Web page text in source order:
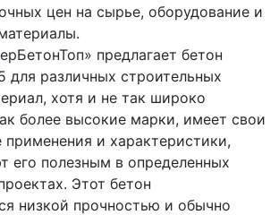
цен на сырье, оборудование и
предлагает бетон
различных строительных
хотя и не так широко
более высокие марки, имеет свои
применения и характеристики,
его полезным в определенных
Этот бетон
низкой прочностью и обычно